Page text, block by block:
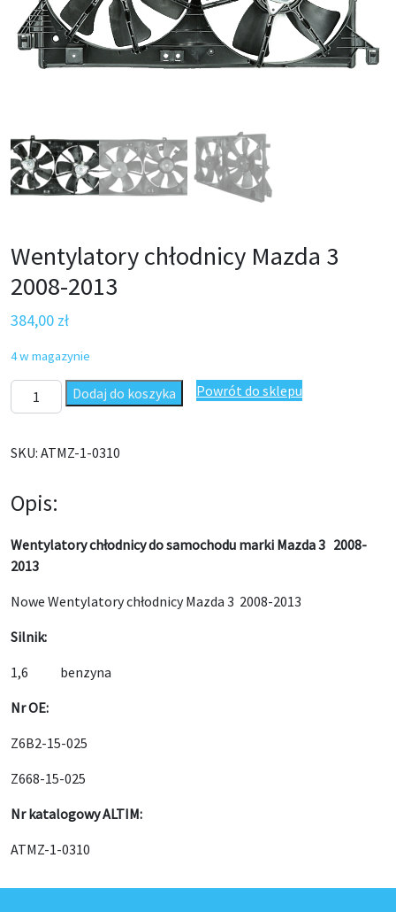
Wentylatory chłodnicy Mazda 3
2008-2013
384,00 zł
4 w magazynie
ilość Wentylatory chłodnicy Mazda 3 2008-2013
Dodaj do koszyka Powrót do sklepu
SKU: ATMZ-1-0310
Opis:
Wentylatory chłodnicy do samochodu marki Mazda 3 2008-
2013
Nowe Wentylatory chłodnicy Mazda 3 2008-2013
Silnik:
1,6 benzyna
Nr OE:
Z6B2-15-025
Z668-15-025
Nr katalogowy ALTIM:
ATMZ-1-0310